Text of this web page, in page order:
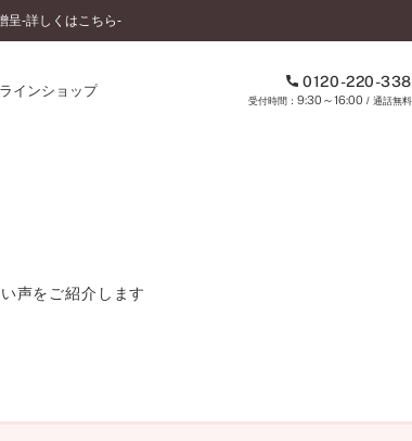
呈-詳しくはこちら-
インショップ 0120-220-338
とは
ログ
声をご紹介します